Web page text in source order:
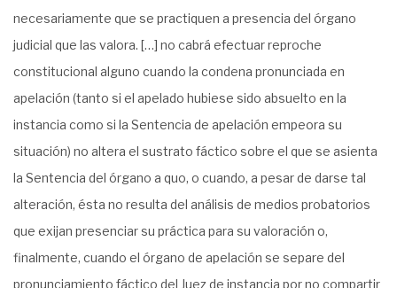
necesariamente que se practiquen a presencia del órgano
judicial que las valora. […] no cabrá efectuar reproche
constitucional alguno cuando la condena pronunciada en
apelación (tanto si el apelado hubiese sido absuelto en la
instancia como si la Sentencia de apelación empeora su
situación) no altera el sustrato fáctico sobre el que se asienta
la Sentencia del órgano a quo, o cuando, a pesar de darse tal
alteración, ésta no resulta del análisis de medios probatorios
que exijan presenciar su práctica para su valoración o,
finalmente, cuando el órgano de apelación se separe del
pronunciamiento fáctico del Juez de instancia por no compartir